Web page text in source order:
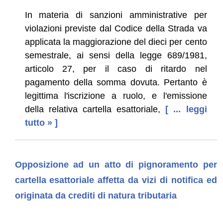
In materia di sanzioni amministrative per
violazioni previste dal Codice della Strada va
applicata la maggiorazione del dieci per cento
semestrale, ai sensi della legge 689/1981,
articolo 27, per il caso di ritardo nel
pagamento della somma dovuta. Pertanto è
legittima l'iscrizione a ruolo, e l'emissione
della relativa cartella esattoriale, [ ... leggi
tutto » ]
Opposizione ad un atto di pignoramento per
cartella esattoriale affetta da vizi di notifica ed
originata da crediti di natura tributaria